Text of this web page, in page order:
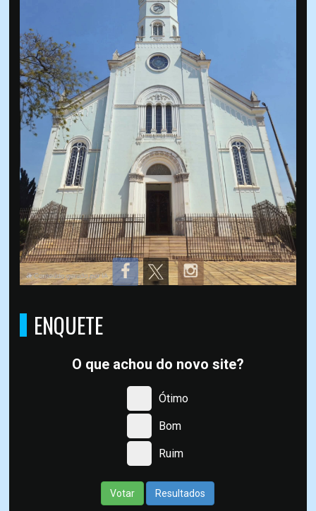
ENQUETE
O que achou do novo site?
Ótimo
Bom
Ruim
Votar Resultados